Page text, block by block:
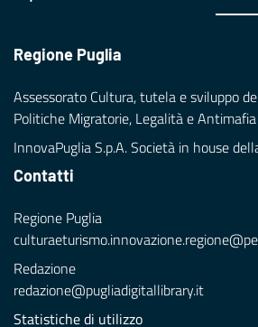
Regione Puglia
Assessorato Cultura, tutela e sviluppo
Politiche Migratorie, Legalità e
InnovaPuglia S.p.A. Società in house
Contatti
Regione Puglia
Redazione
redazione@pugliadigitallibrary.it
Statistiche di utilizzo